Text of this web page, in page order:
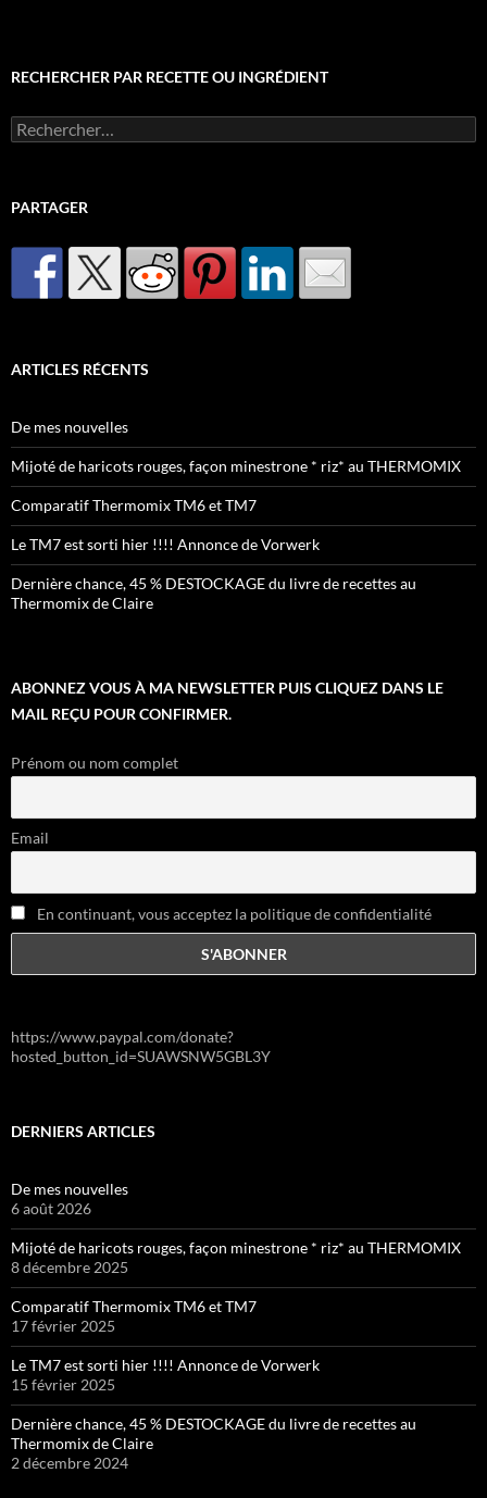
RECHERCHER PAR RECETTE OU INGRÉDIENT
Rechercher :
PARTAGER
ARTICLES RÉCENTS
De mes nouvelles
Mijoté de haricots rouges, façon minestrone * riz* au THERMOMIX
Comparatif Thermomix TM6 et TM7
Le TM7 est sorti hier !!!! Annonce de Vorwerk
Dernière chance, 45 % DESTOCKAGE du livre de recettes au
Thermomix de Claire
ABONNEZ VOUS À MA NEWSLETTER PUIS CLIQUEZ DANS LE
MAIL REÇU POUR CONFIRMER.
Prénom ou nom complet
Email
En continuant, vous acceptez la politique de confidentialité
https://www.paypal.com/donate?
hosted_button_id=SUAWSNW5GBL3Y
DERNIERS ARTICLES
De mes nouvelles
6 août 2026
Mijoté de haricots rouges, façon minestrone * riz* au THERMOMIX
8 décembre 2025
Comparatif Thermomix TM6 et TM7
17 février 2025
Le TM7 est sorti hier !!!! Annonce de Vorwerk
15 février 2025
Dernière chance, 45 % DESTOCKAGE du livre de recettes au
Thermomix de Claire
2 décembre 2024